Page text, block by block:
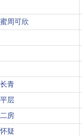
周可欣
青
层
房
疑